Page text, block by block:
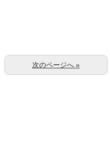
次のページへ »